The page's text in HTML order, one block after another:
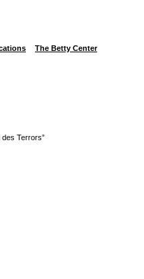
The Betty Center
des Terrors”